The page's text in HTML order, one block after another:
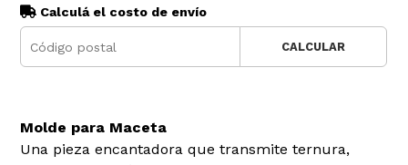
Calculá el costo de envío
CALCULAR
Molde para Maceta
Una pieza encantadora que transmite ternura,